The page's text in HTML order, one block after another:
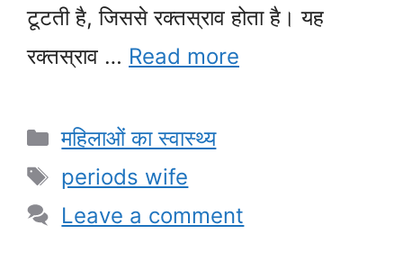
टूटती है, जिससे रक्तस्राव होता है। यह
रक्तस्राव … Read more
Categories
महिलाओं का स्वास्थ्य
Tags
periods wife
Leave a comment